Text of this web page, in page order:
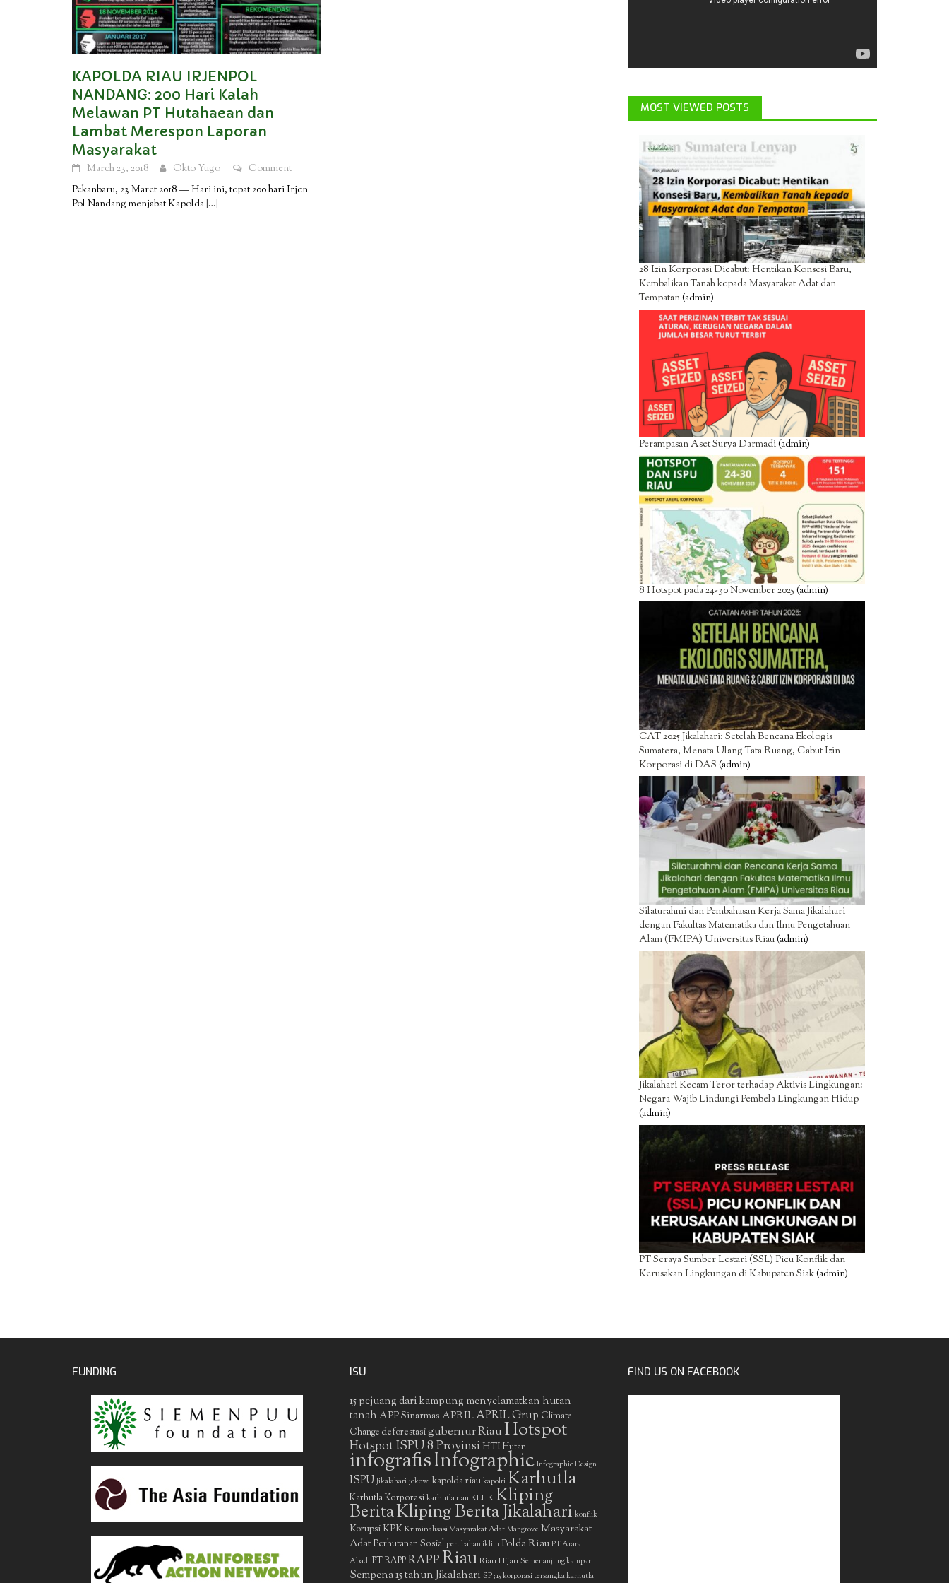
KAPOLDA RIAU IRJENPOL
NANDANG: 200 Hari Kalah
Melawan PT Hutahaean dan
Lambat Merespon Laporan
Masyarakat
March 23, 2018 Okto Yugo
Comment
Pekanbaru, 23 Maret 2018 — Hari ini, tepat 200 hari Irjen
Pol Nandang menjabat Kapolda […]
MOST VIEWED POSTS
28 Izin Korporasi Dicabut: Hentikan Konsesi Baru,
Kembalikan Tanah kepada Masyarakat Adat dan
Tempatan(admin)
Perampasan Aset Surya Darmadi(admin)
8 Hotspot pada 24-30 November 2025(admin)
CAT 2025 Jikalahari: Setelah Bencana Ekologis
Sumatera, Menata Ulang Tata Ruang, Cabut Izin
Korporasi di DAS (admin)
Silaturahmi dan Pembahasan Kerja Sama Jikalahari
dengan Fakultas Matematika dan Ilmu Pengetahuan
Alam (FMIPA) Universitas Riau(admin)
Jikalahari Kecam Teror terhadap Aktivis Lingkungan:
Negara Wajib Lindungi Pembela Lingkungan Hidup
(admin)
PT Seraya Sumber Lestari (SSL) Picu Konflik dan
Kerusakan Lingkungan di Kabupaten Siak(admin)
FUNDING ISU
15 pejuang dari kampung menyelamatkan hutan
tanah APP Sinarmas APRIL APRIL Grup Climate
Change deforestasigubernur RiauHotspot
Hotspot ISPU 8 ProvinsiHTIHutan
infografisInfographic Infographic Design
ISPU Jikalahari jokowi kapolda riau kapolri Karhutla
Karhutla Korporasi karhutla riau KLHKKliping
BeritaKliping Berita Jikalahari konflik
Korupsi KPK Kriminalisasi Masyarakat Adat Mangrove Masyarakat
AdatPerhutanan Sosial perubahan iklim Polda Riau PT Arara
Abadi PT RAPPRAPPRiauRiau Hijau Semenanjung kampar
Sempena 15 tahun Jikalahari SP3 15 korporasi tersangka karhutla
FIND US ON FACEBOOK